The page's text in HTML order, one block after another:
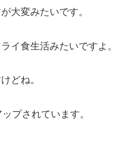
大変みたいです。
イ食生活みたいですよ。
どね。
プされています。